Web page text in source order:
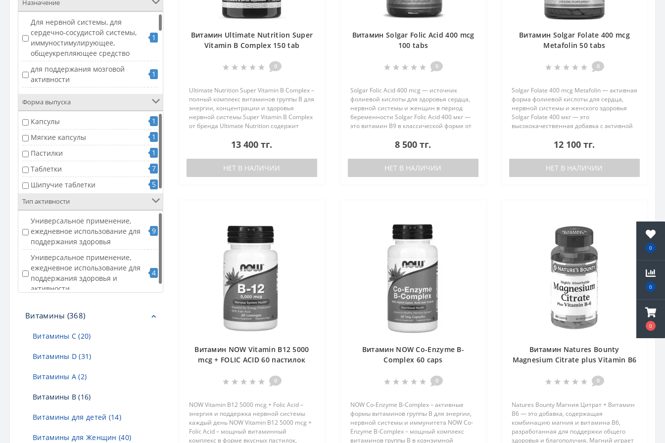
0
0
0
Назначение
Для нервной системы, для
сердечно-сосудистой системы,
иммуностимулирующее,
общеукрепляющее средство
1
для поддержания мозговой
активности
1
нормального обмена веществ и
1
Поддержка кроветворения,
работы нервной системы и
обмена веществ, особенно в
период повышенной
потребности в фолате
1
Поддержка работы нервной
системы, мышц и сердца,
снижение утомляемости
4
Поддержка энергетического
обмена, нервной системы и
общего самочувствия
2
Поддержка энергетического
обмена, нервной системы и
общего тонуса организма
1
и кроветворения
Поддержка энергетического
и общего самочувствия
Форма выпуска
Капсулы
1
Мягкие капсулы
1
Пастилки
1
Таблетки
7
Шипучие таблетки
5
Тип активности
Универсальное применение,
ежедневное использование для
поддержания здоровья
9
Универсальное применение,
ежедневное использование для
поддержания здоровья и
активности
4
Витамины (368)
Витамины C (20)
Витамины D (31)
Витамины А (2)
Витамины В (16)
Витамины для детей (14)
Витамины для Женщин (40)
Витамин Ultimate Nutrition Super
Vitamin B Complex 150 tab
0
Ultimate Nutrition Super Vitamin B Complex –
полный комплекс витаминов группы B для
энергии, концентрации и здоровья
нервной системы Super Vitamin B Complex
от бренда Ultimate Nutrition содержит
группы B, необход..13 400 тг.
НЕТ В НАЛИЧИИ
Витамин Solgar Folic Acid 400 mcg
100 tabs
0
Solgar Folic Acid 400 mcg — источник
фолиевой кислоты для здоровья сердца,
нервной системы и женщин в период
беременности Solgar Folic Acid 400 мкг —
это витамин B9 в классической форме от
мире. Фолиевая кислота и..
8 500 тг.
НЕТ В НАЛИЧИИ
Витамин Solgar Folate 400 mcg
Metafolin 50 tabs
0
Solgar Folate 400 mcg Metafolin — активная
форма фолиевой кислоты для сердца,
нервной системы и женского здоровья
Solgar Folate 400 мкг — это
высококачественная добавка с активной
которая легко усваивается организмом..
12 100 тг.
НЕТ В НАЛИЧИИ
Витамин NOW Vitamin B12 5000
mcg + FOLIC ACID 60 пастилок
0
NOW Vitamin B12 5000 mcg + Folic Acid –
энергия и поддержка нервной системы
каждый день NOW Vitamin B12 5000 mcg +
Folic Acid – мощный витаминный
комплекс в форме вкусных пастилок,
Витамин NOW Co-Enzyme B-
Complex 60 caps
0
NOW Co-Enzyme B-Complex – активные
формы витаминов группы B для энергии,
нервной системы и иммунитета NOW Co-
Enzyme B-Complex – мощный комплекс
витаминов группы B в коэнзимной
Витамин Natures Bounty
Magnesium Citrate plus Vitamin B6
0
Natures Bounty Магния Цитрат + Витамин
B6 — это добавка, содержащая
комбинацию магния и витамина B6,
разработанная для поддержки общего
здоровья и благополучия. Магний играет